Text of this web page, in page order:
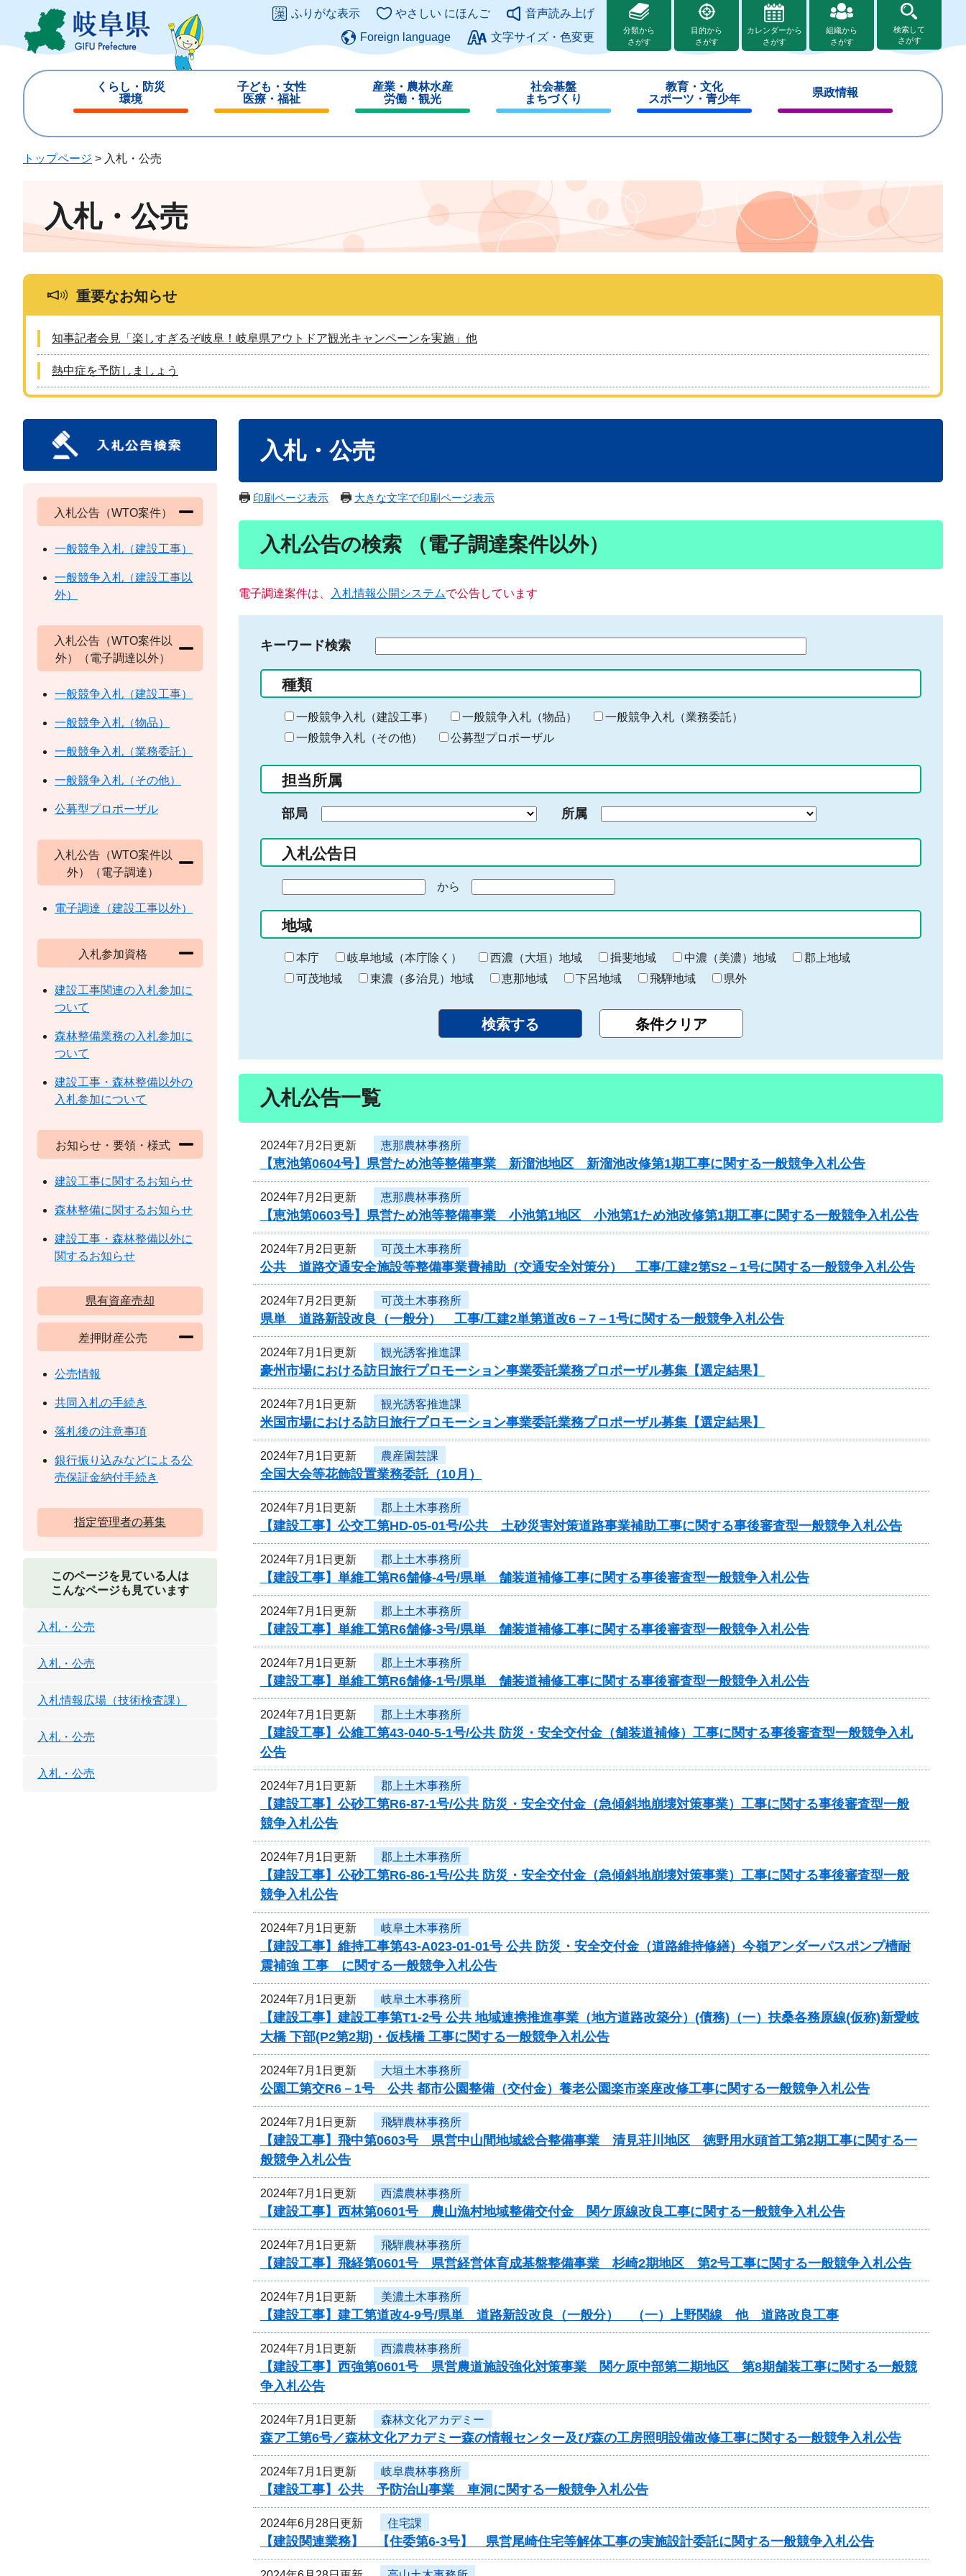
ジ
ュ
このページの本文へ
ふりがな表示 やさしい にほんご
音声読み上げ
Foreign language
文字サイズ・色変更
分類から
さがす
目的から
さがす
カレンダーから
さがす
組織から
さがす
検索して
さがす
くらし・防災
環境
じ
子ども・女性
医療・福祉
じ
産業・農林水産
労働・観光
じ
社会基盤
まちづくり
じ
教育・文化
スポーツ・青少年
じ
県政情報
じ
トップページ > 入札・公売
入札・公売
重要なお知らせ
知事記者会見「楽しすぎるぞ岐阜！岐阜県アウトドア観光キャンペーンを実施」他
熱中症を予防しましょう
入札・公売
印刷ページ表示 大きな文字で印刷ページ表示
入札公告の検索 （電子調達案件以外）
電子調達案件は、 入札情報公開システムで公告しています
キーワード検索
る
キ
ー
ー
入
力
種類
一般競争入札（建設工事） 一般競争入札（物品）
一般競争入札（業務委託）
一般競争入札（その他）
公募型プロポーザル
担当所属
部局 所属
入札公告日
の
始
ま
り
から
終
わ
り
地域
本庁 岐阜地域（本庁除く） 西濃（大垣）地域 揖斐地域 中濃（美濃）地域
郡上地域
可茂地域
東濃（多治見）地域 恵那地域 下呂地域 飛騨地域 県外
入札公告一覧
2024年7月2日更新 恵那農林事務所
【恵池第0604号】県営ため池等整備事業 新溜池地区 新溜池改修第1期工事に関する一般競争入札公告
2024年7月2日更新 恵那農林事務所
【恵池第0603号】県営ため池等整備事業 小池第1地区 小池第1ため池改修第1期工事に関する一般競争入札公告
2024年7月2日更新 可茂土木事務所
公共 道路交通安全施設等整備事業費補助（交通安全対策分） 工事/工建2第S2－1号に関する一般競争入札公告
2024年7月2日更新 可茂土木事務所
県単 道路新設改良（一般分） 工事/工建2単第道改6－7－1号に関する一般競争入札公告
2024年7月1日更新 観光誘客推進課
豪州市場における訪日旅行プロモーション事業委託業務プロポーザル募集【選定結果】
2024年7月1日更新 観光誘客推進課
米国市場における訪日旅行プロモーション事業委託業務プロポーザル募集【選定結果】
2024年7月1日更新 農産園芸課
全国大会等花飾設置業務委託（10月）
2024年7月1日更新 郡上土木事務所
【建設工事】公交工第HD-05-01号/公共 土砂災害対策道路事業補助工事に関する事後審査型一般競争入札公告
2024年7月1日更新 郡上土木事務所
【建設工事】単維工第R6舗修-4号/県単 舗装道補修工事に関する事後審査型一般競争入札公告
2024年7月1日更新 郡上土木事務所
【建設工事】単維工第R6舗修-3号/県単 舗装道補修工事に関する事後審査型一般競争入札公告
2024年7月1日更新 郡上土木事務所
【建設工事】単維工第R6舗修-1号/県単 舗装道補修工事に関する事後審査型一般競争入札公告
2024年7月1日更新 郡上土木事務所
【建設工事】公維工第43-040-5-1号/公共 防災・安全交付金（舗装道補修）工事に関する事後審査型一般競争入札
公告
2024年7月1日更新 郡上土木事務所
【建設工事】公砂工第R6-87-1号/公共 防災・安全交付金（急傾斜地崩壊対策事業）工事に関する事後審査型一般
競争入札公告
2024年7月1日更新 郡上土木事務所
【建設工事】公砂工第R6-86-1号/公共 防災・安全交付金（急傾斜地崩壊対策事業）工事に関する事後審査型一般
競争入札公告
2024年7月1日更新 岐阜土木事務所
【建設工事】維持工事第43-A023-01-01号 公共 防災・安全交付金（道路維持修繕）今嶺アンダーパスポンプ槽耐
震補強 工事 に関する一般競争入札公告
2024年7月1日更新 岐阜土木事務所
【建設工事】建設工事第T1-2号 公共 地域連携推進事業（地方道路改築分）(債務)（一）扶桑各務原線(仮称)新愛岐
大橋 下部(P2第2期)・仮桟橋 工事に関する一般競争入札公告
2024年7月1日更新 大垣土木事務所
公園工第交R6－1号 公共 都市公園整備（交付金）養老公園楽市楽座改修工事に関する一般競争入札公告
2024年7月1日更新 飛騨農林事務所
【建設工事】飛中第0603号 県営中山間地域総合整備事業 清見荘川地区 徳野用水頭首工第2期工事に関する一
般競争入札公告
2024年7月1日更新 西濃農林事務所
【建設工事】西林第0601号 農山漁村地域整備交付金 関ケ原線改良工事に関する一般競争入札公告
2024年7月1日更新 飛騨農林事務所
【建設工事】飛経第0601号 県営経営体育成基盤整備事業 杉崎2期地区 第2号工事に関する一般競争入札公告
2024年7月1日更新 美濃土木事務所
【建設工事】建工第道改4-9号/県単 道路新設改良（一般分） （一）上野関線 他 道路改良工事
2024年7月1日更新 西濃農林事務所
【建設工事】西強第0601号 県営農道施設強化対策事業 関ケ原中部第二期地区 第8期舗装工事に関する一般競
争入札公告
2024年7月1日更新 森林文化アカデミー
森ア工第6号／森林文化アカデミー森の情報センター及び森の工房照明設備改修工事に関する一般競争入札公告
2024年7月1日更新 岐阜農林事務所
【建設工事】公共 予防治山事業 車洞に関する一般競争入札公告
2024年6月28日更新 住宅課
【建設関連業務】 【住委第6-3号】 県営尾崎住宅等解体工事の実施設計委託に関する一般競争入札公告
入札公告（WTO案件）
一般競争入札（建設工事）
一般競争入札（建設工事以
外）
入札公告（WTO案件以
外）（電子調達以外）
一般競争入札（建設工事）
一般競争入札（物品）
一般競争入札（業務委託）
一般競争入札（その他）
公募型プロポーザル
入札公告（WTO案件以
外）（電子調達）
電子調達（建設工事以外）
入札参加資格
建設工事関連の入札参加に
ついて
森林整備業務の入札参加に
ついて
建設工事・森林整備以外の
入札参加について
お知らせ・要領・様式
建設工事に関するお知らせ
森林整備に関するお知らせ
建設工事・森林整備以外に
関するお知らせ
県有資産売却
差押財産公売
公売情報
共同入札の手続き
落札後の注意事項
銀行振り込みなどによる公
売保証金納付手続き
指定管理者の募集
このページを見ている人は
こんなページも見ています
入札・公売
入札・公売
入札情報広場（技術検査課）
入札・公売
入札・公売